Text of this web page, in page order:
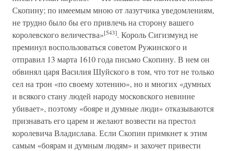
Скопину; по имеемым мною от лазутчика уведомлениям,
не трудно было бы его привлечь на сторону вашего
королевского величества»[543]. Король Сигизмунд не
преминул воспользоваться советом Ружинского и
отправил 13 марта 1610 года письмо Скопину. В нем он
обвинял царя Василия Шуйского в том, что тот не только
сел на трон «по своему хотению», но и многих «думных
и всякого стану людей народу московского невинне
убивает», поэтому «бояре и думные люди» отказываются
признавать его царем и желают возвести на престол
королевича Владислава. Если Скопин примкнет к этим
самым «боярам и думным людям» и захочет привести